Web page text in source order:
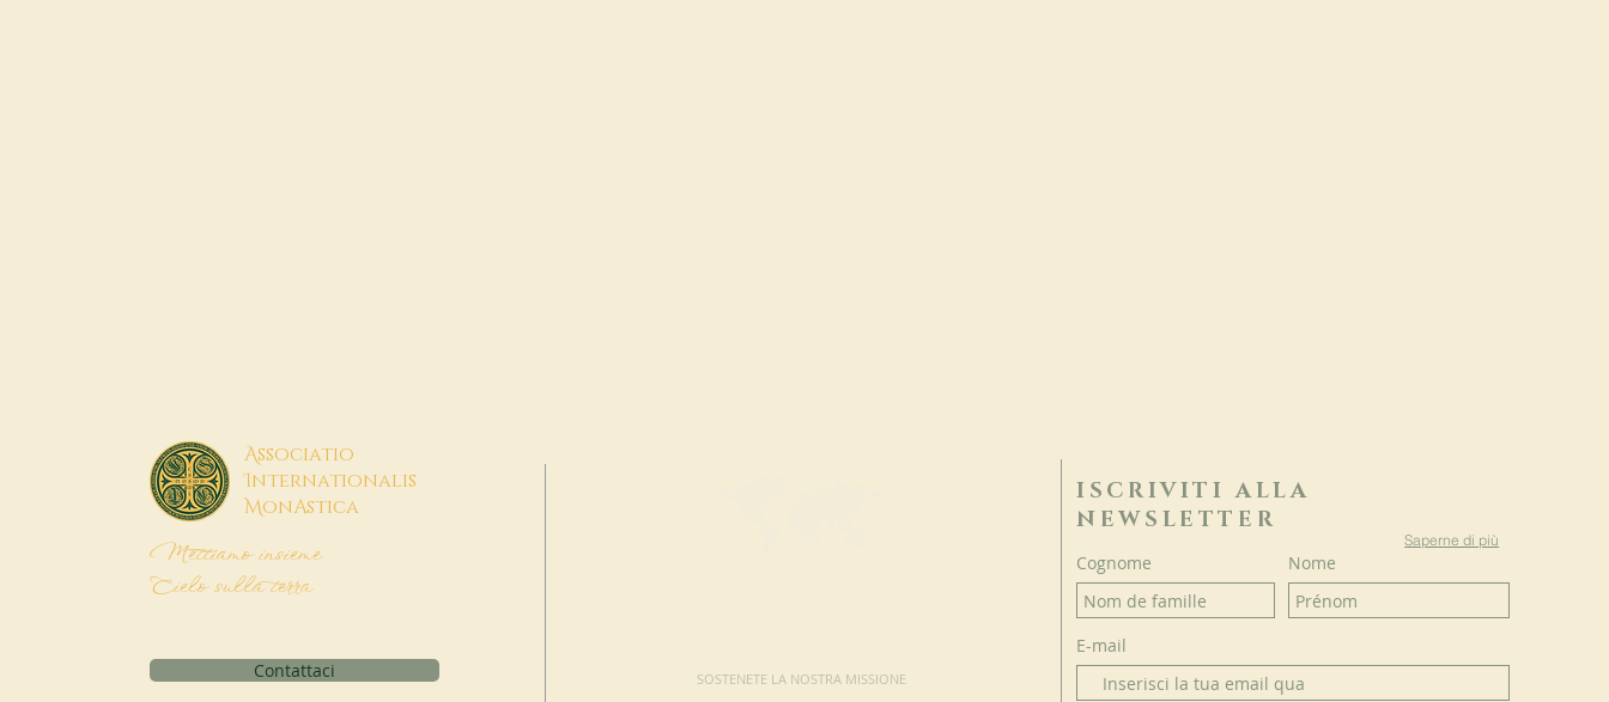
Associatio
Internationalis
MonAstica
Mettiamo insieme
Cielo sulla terra
Contattaci SOSTENETE LA NOSTRA MISSIONE
ISCRIVITI ALLA
NEWSLETTER
Saperne di più
Cognome Nome
E-mail